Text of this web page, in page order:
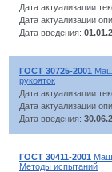
Дата актуализации
Дата актуализации
Дата введения:
ГОСТ 30725-2001
рукояток
Дата актуализации
Дата актуализации
Дата введения:
ГОСТ 30411-2001
Методы испытаний